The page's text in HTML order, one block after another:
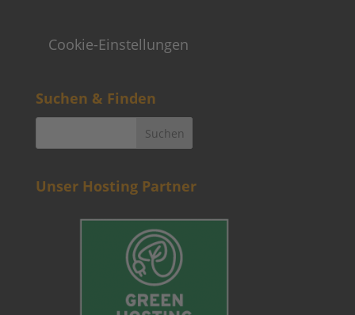
Cookie-Einstellungen
Suchen & Finden
Unser Hosting Partner